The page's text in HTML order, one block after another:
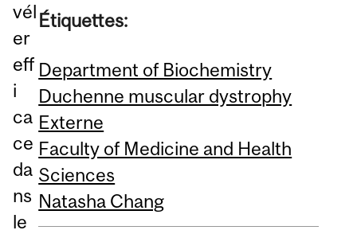
vél
er
eff
i
ca
ce
da
ns
le
Étiquettes:
Department of Biochemistry
Duchenne muscular dystrophy
Externe
Faculty of Medicine and Health
Sciences
Natasha Chang